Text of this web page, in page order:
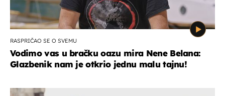
RASPRIČAO SE O SVEMU
Vodimo vas u bračku oazu mira Nene Belana:
Glazbenik nam je otkrio jednu malu tajnu!